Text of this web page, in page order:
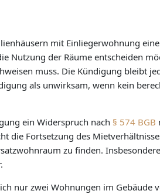
mit Einliegerwohnung
Nutzung der Räume entscheiden
muss. Die Kündigung bleibt
als unwirksam, wenn kein
ein Widerspruch nach § 574 BGB
die Fortsetzung des
zu finden.
nur zwei Wohnungen im Gebäude